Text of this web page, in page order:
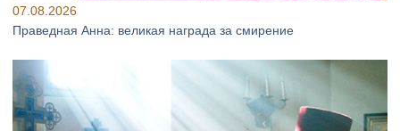
07.08.2026
Праведная Анна: великая награда за смирение